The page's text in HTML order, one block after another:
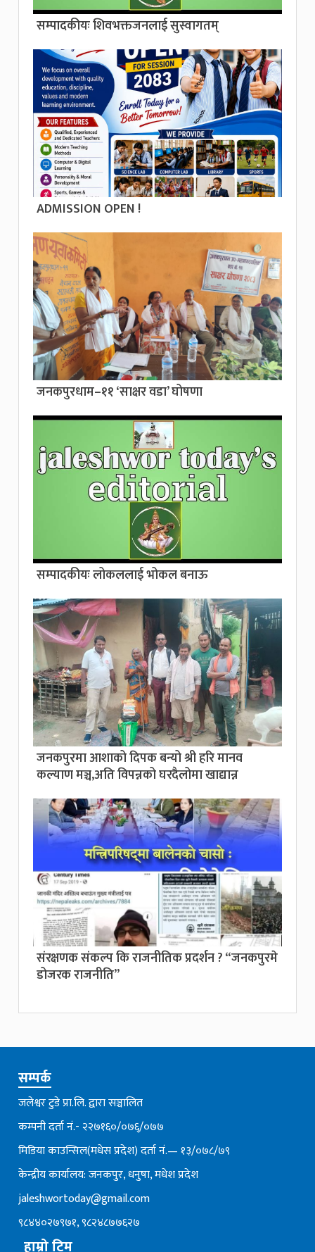
सम्पादकीयः शिवभक्तजनलाई सुस्वागतम्
ADMISSION OPEN !
जनकपुरधाम–११ ‘साक्षर वडा’ घोषणा
सम्पादकीयः लोकललाई भोकल बनाऊ
जनकपुरमा आशाको दिपक बन्यो श्री हरि मानव
कल्याण मञ्च,अति विपन्नको घरदैलोमा खाद्यान्न
संरक्षणक संकल्प कि राजनीतिक प्रदर्शन ? “जनकपुरमे
डोजरक राजनीति”
सम्पर्क
जलेश्वर टुडे प्रा.लि. द्वारा सञ्चालित
कम्पनी दर्ता नं.- २२७१६०/०७६्/०७७
मिडिया काउन्सिल(मधेस प्रदेश) दर्ता नं.— १३/०७८/७९
केन्द्रीय कार्यालय: जनकपुर, धनुषा, मधेश प्रदेश
jaleshwortoday@gmail.com
९८४४०२७९७१, ९८२४८७७६२७
हाम्रो टिम